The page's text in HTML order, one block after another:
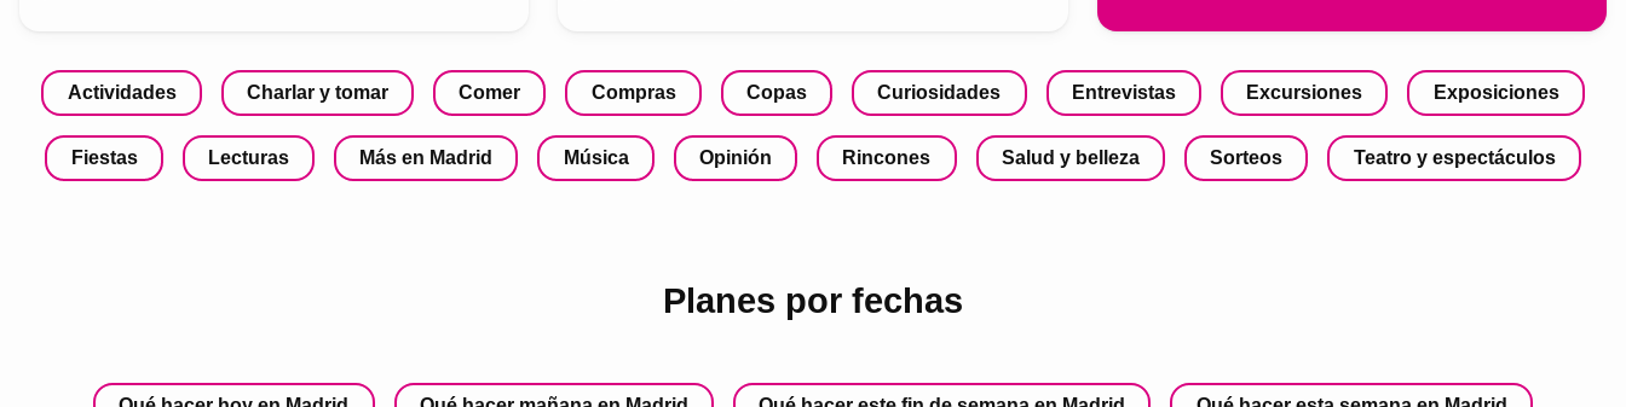
Actividades Charlar y tomar Comer Compras Copas Curiosidades Entrevistas Excursiones Exposiciones
Fiestas Lecturas Más en Madrid Música Opinión Rincones Salud y belleza Sorteos Teatro y espectáculos
Planes por fechas